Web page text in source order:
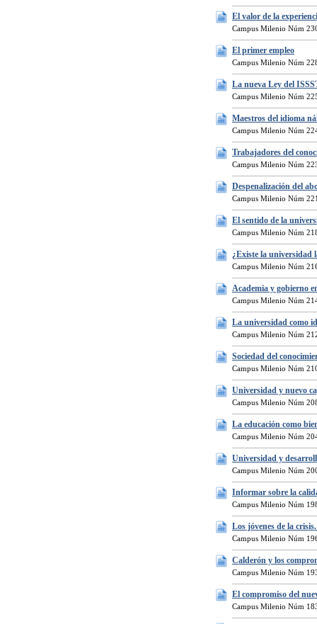
El valor de la
Campus Milenio Núm
El primer empleo
Campus Milenio Núm
La nueva Ley del
Campus Milenio Núm
Maestros del idioma
Campus Milenio Núm
Trabajadores del
Campus Milenio Núm
Despenalización del
Campus Milenio Núm
El sentido de la
Campus Milenio Núm
¿Existe la universidad
Campus Milenio Núm
Academia y gobierno
Campus Milenio Núm
La universidad como
Campus Milenio Núm
Sociedad del
Campus Milenio Núm
Universidad y nuevo
Campus Milenio Núm
La educación como
Campus Milenio Núm
Universidad y
Campus Milenio Núm
Informar sobre la
Campus Milenio Núm
Los jóvenes de la
Campus Milenio Núm
Calderón y los
Campus Milenio Núm
El compromiso del
Campus Milenio Núm